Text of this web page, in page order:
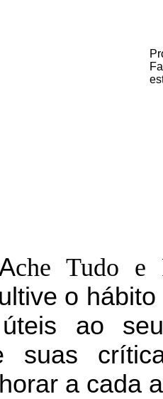
che Tudo e
o
ao
suas
a cada